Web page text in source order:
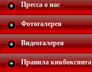
Пресса о нас
Фотогалерея
Видеогалерея
Правила кикбоксинга